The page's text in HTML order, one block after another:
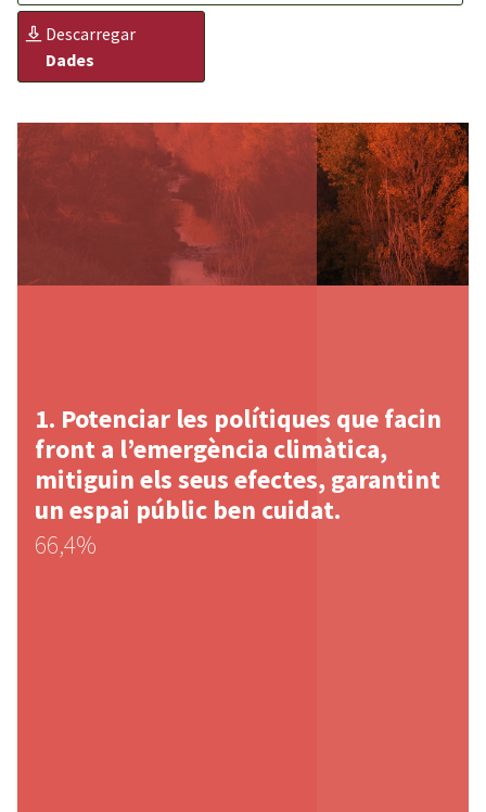
descarregar
Dades
Potenciar les polítiques que facin
front a l’emergència climàtica,
mitiguin els seus efectes, garantint
un espai públic ben cuidat.
66,4%